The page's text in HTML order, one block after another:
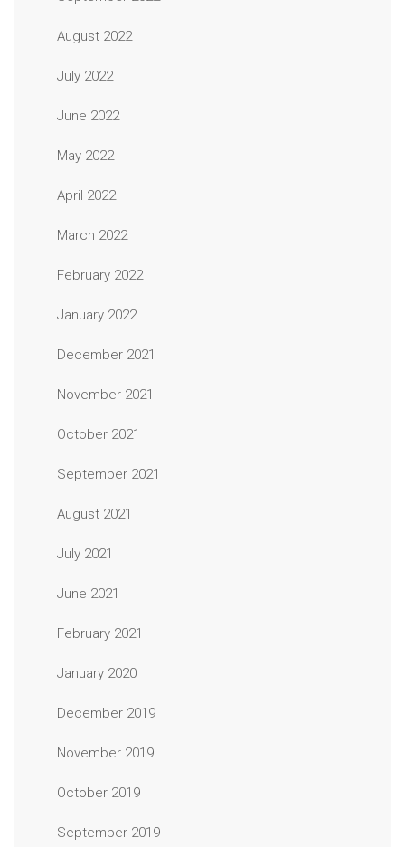
August 2022
July 2022
June 2022
May 2022
April 2022
March 2022
February 2022
January 2022
December 2021
November 2021
October 2021
September 2021
August 2021
July 2021
June 2021
February 2021
January 2020
December 2019
November 2019
October 2019
September 2019